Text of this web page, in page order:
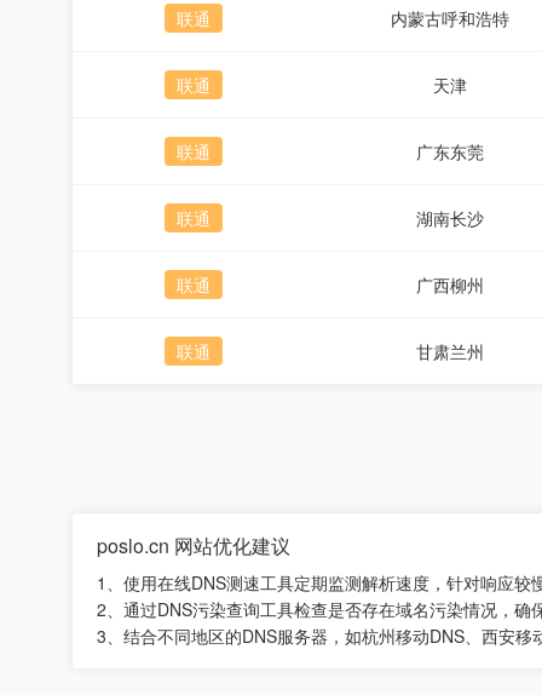
联通 内蒙古呼和浩特
联通 天津
联通 广东东莞
联通 湖南长沙
联通 广西柳州
联通 甘肃兰州
poslo.cn 网站优化建议
1、使用在线DNS测速工具定期监测解析速度，针对响应
2、通过DNS污染查询工具检查是否存在域名污染情况，确
3、结合不同地区的DNS服务器，如杭州移动DNS、西安